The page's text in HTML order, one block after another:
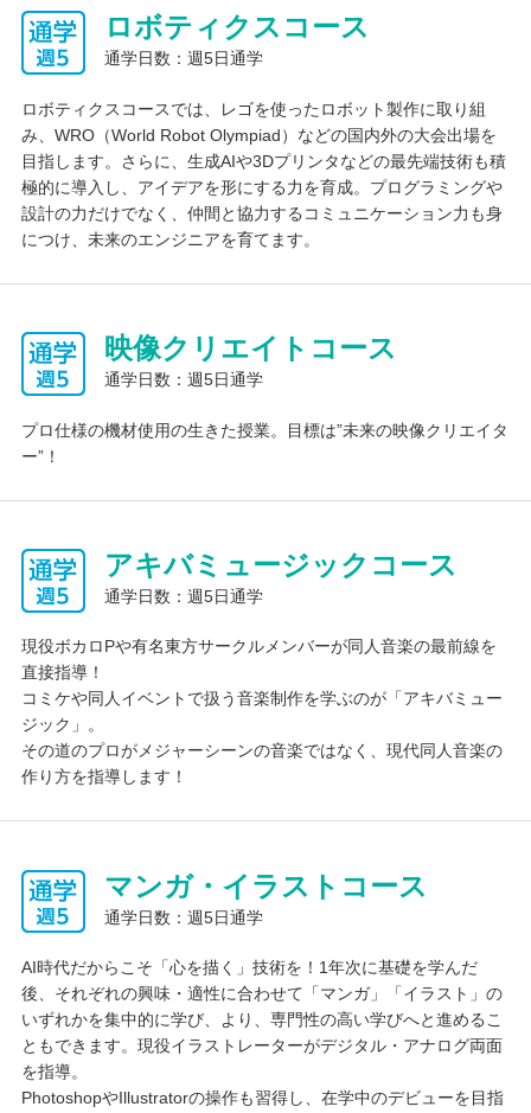
ロボティクスコース
通学日数：週5日通学
ロボティクスコースでは、レゴを使ったロボット製作に取り組
み、WRO（World Robot Olympiad）などの国内外の大会出場を
目指します。さらに、生成AIや3Dプリンタなどの最先端技術も積
極的に導入し、アイデアを形にする力を育成。プログラミングや
設計の力だけでなく、仲間と協力するコミュニケーション力も身
につけ、未来のエンジニアを育てます。
映像クリエイトコース
通学日数：週5日通学
プロ仕様の機材使用の生きた授業。目標は”未来の映像クリエイタ
ー”！
アキバミュージックコース
通学日数：週5日通学
現役ボカロPや有名東方サークルメンバーが同人音楽の最前線を
直接指導！
コミケや同人イベントで扱う音楽制作を学ぶのが「アキバミュー
ジック」。
その道のプロがメジャーシーンの音楽ではなく、現代同人音楽の
作り方を指導します！
マンガ・イラストコース
通学日数：週5日通学
AI時代だからこそ「心を描く」技術を！1年次に基礎を学んだ
後、それぞれの興味・適性に合わせて「マンガ」「イラスト」の
いずれかを集中的に学び、より、専門性の高い学びへと進めるこ
ともできます。現役イラストレーターがデジタル・アナログ両面
を指導。
PhotoshopやIllustratorの操作も習得し、在学中のデビューを目指